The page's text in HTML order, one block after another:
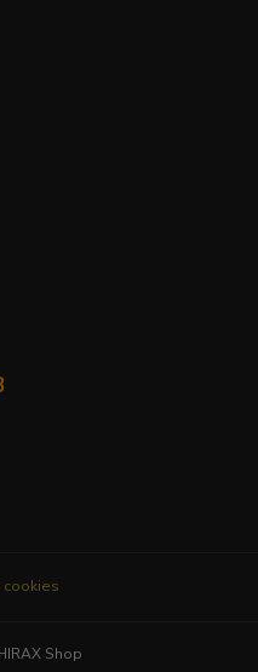
cookies
Shop